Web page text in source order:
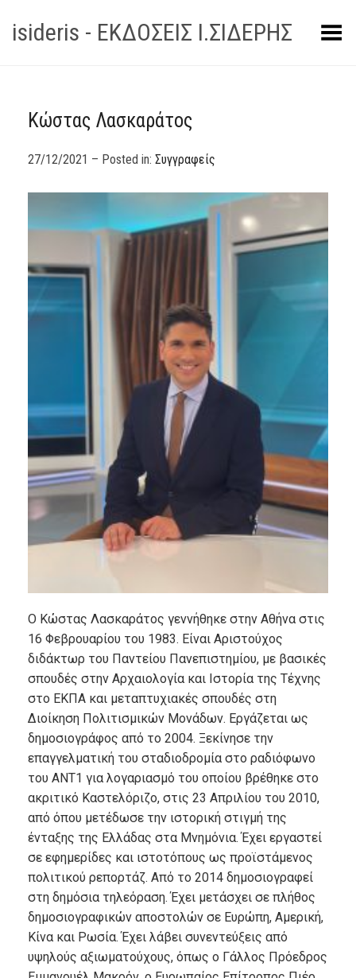
isideris - ΕΚΔΟΣΕΙΣ Ι.ΣΙΔΕΡΗΣToggle Menu
Κώστας Λασκαράτος
27/12/2021 – Posted in: Συγγραφείς
Ο Κώστας Λασκαράτος γεννήθηκε στην Αθήνα στις
16 Φεβρουαρίου του 1983. Είναι Αριστούχος
διδάκτωρ του Παντείου Πανεπιστημίου, με βασικές
σπουδές στην Αρχαιολογία και Ιστορία της Τέχνης
στο ΕΚΠΑ και μεταπτυχιακές σπουδές στη
Διοίκηση Πολιτισμικών Μονάδων. Εργάζεται ως
δημοσιογράφος από το 2004. Ξεκίνησε την
επαγγελματική του σταδιοδρομία στο ραδιόφωνο
του ΑΝΤ1 για λογαριασμό του οποίου βρέθηκε στο
ακριτικό Καστελόριζο, στις 23 Απριλίου του 2010,
από όπου μετέδωσε την ιστορική στιγμή της
ένταξης της Ελλάδας στα Μνημόνια. Έχει εργαστεί
σε εφημερίδες και ιστοτόπους ως προϊστάμενος
πολιτικού ρεπορτάζ. Από το 2014 δημοσιογραφεί
στη δημόσια τηλεόραση. Έχει μετάσχει σε πλήθος
δημοσιογραφικών αποστολών σε Ευρώπη, Αμερική,
Κίνα και Ρωσία. Έχει λάβει συνεντεύξεις από
υψηλούς αξιωματούχους, όπως ο Γάλλος Πρόεδρος